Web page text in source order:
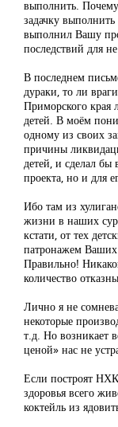
выполнить.
задачку
выполнил Вашу
последствий для
В последнем
дураки, то ли
Приморского края
детей. В моём
одному из своих
причины
детей, и сделал бы
проекта, но и для
Ибо там из
жизни в наших
кстати, от тех
патронажем
Правильно!
количество
Лично я не
некоторые
т.д. Но возникает
ценой» нас не
Если построят
здоровья всего
коктейль из